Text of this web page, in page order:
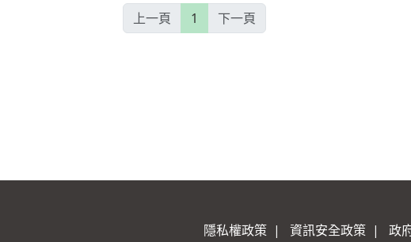
上一頁 1 下一頁
隱私權政策 | 資訊安全政策 | 政